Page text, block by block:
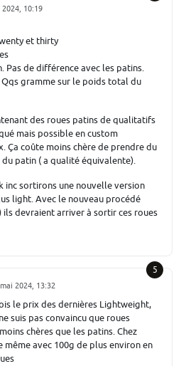
10:19
et thirty
Pas de différence avec les patins.
gramme sur le poids total du
des roues patins de qualitatifs
mais possible en custom
Ça coûte moins chère de prendre du
patin ( a qualité équivalente).
inc sortirons une nouvelle version
light. Avec le nouveau procédé
ils devraient arriver à sortir ces roues
5
2024, 13:32
le prix des dernières Lightweight,
suis pas convaincu que roues
chères que les patins. Chez
même avec 100g de plus environ en